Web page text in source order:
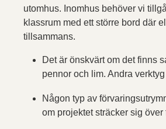
utomhus. Inomhus behöver vi
klassrum med ett större bord där
tillsammans.
Det är önskvärt om det finns
pennor och lim. Andra
Någon typ av
om projektet sträcker sig